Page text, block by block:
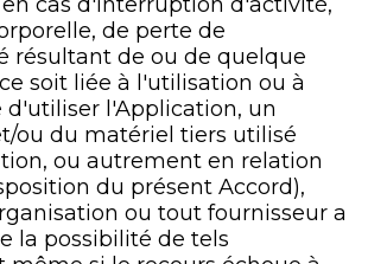
de perte de
résultant de ou de quelque
soit liée à l'utilisation ou à
l'Application, un
ou du matériel tiers utilisé
ou autrement en relation
du présent Accord),
ou tout fournisseur a
la possibilité de tels